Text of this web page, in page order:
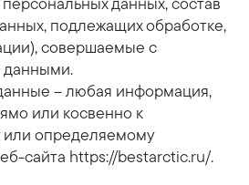
подлежащих обработке,
совершаемые с
– любая информация,
или косвенно к
определяемому
сайта https://bestarctic.ru/.